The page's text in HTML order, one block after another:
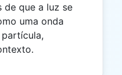
de que a luz se
uma onda